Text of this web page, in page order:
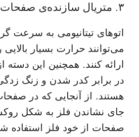
۳. متریال سازنده‌ی صفحات اتو مو
اتوهای تیتانیومی به سرعت
می‌توانند حرارت بسیار
ارائه کنند. همچنین این دسته
در برابر کدر شدن و زنگ
هستند. از آنجایی که در صفحات
جای نشاندن فلز به شکل
صفحات از خود فلز استفاده